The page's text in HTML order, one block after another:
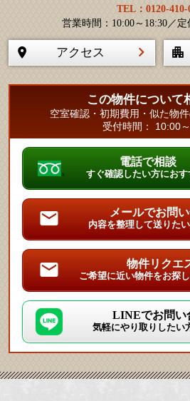
TEL：0120-410-
営業時間：10:00～18:30／
アクセス
この物件について
空室確認・初期費用・似た物
受付時間： 10:00
電話で相談
すぐ確認したい方におす
メールでお問
内容を整理して送りた
物件リクエ
ご希望に近い物件をお探
LINEでお問い
気軽にやり取りしたい